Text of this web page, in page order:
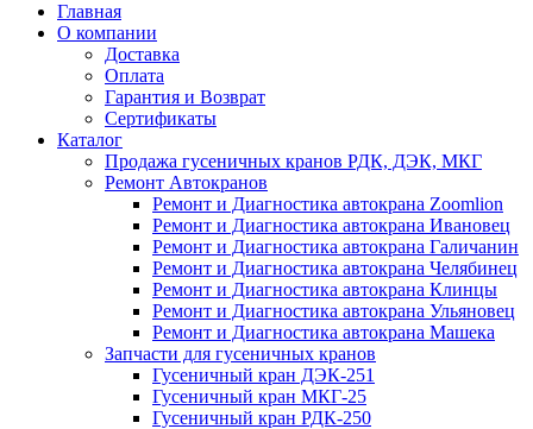
Главная
О компании
Доставка
Оплата
Гарантия и Возврат
Сертификаты
Каталог
Продажа гусеничных кранов РДК, ДЭК, МКГ
Ремонт Автокранов
Ремонт и Диагностика автокрана Zoomlion
Ремонт и Диагностика автокрана Ивановец
Ремонт и Диагностика автокрана Галичанин
Ремонт и Диагностика автокрана Челябинец
Ремонт и Диагностика автокрана Клинцы
Ремонт и Диагностика автокрана Ульяновец
Ремонт и Диагностика автокрана Машека
Запчасти для гусеничных кранов
Гусеничный кран ДЭК-251
Гусеничный кран МКГ-25
Гусеничный кран РДК-250